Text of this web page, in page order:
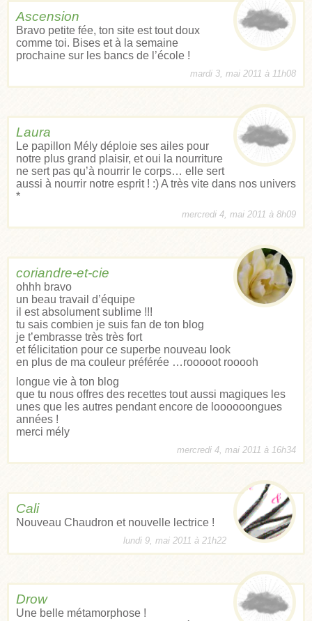
Ascension
Bravo petite fée, ton site est tout doux
comme toi. Bises et à la semaine
prochaine sur les bancs de l’école !
mardi 3, mai 2011 à 11h08
Laura
Le papillon Mély déploie ses ailes pour
notre plus grand plaisir, et oui la nourriture
ne sert pas qu’à nourrir le corps… elle sert
aussi à nourrir notre esprit ! :) A très vite dans nos univers
*
mercredi 4, mai 2011 à 8h09
coriandre-et-cie
ohhh bravo
un beau travail d’équipe
il est absolument sublime !!!
tu sais combien je suis fan de ton blog
je t’embrasse très très fort
et félicitation pour ce superbe nouveau look
en plus de ma couleur préférée …rooooot rooooh
longue vie à ton blog
que tu nous offres des recettes tout aussi magiques les
unes que les autres pendant encore de loooooongues
années !
merci mély
mercredi 4, mai 2011 à 16h34
Cali
Nouveau Chaudron et nouvelle lectrice !
lundi 9, mai 2011 à 21h22
Drow
Une belle métamorphose !